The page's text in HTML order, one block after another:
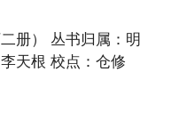
册） 丛书归属：明
天根 校点：仓修